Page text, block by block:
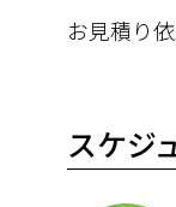
お見積り
スケジ